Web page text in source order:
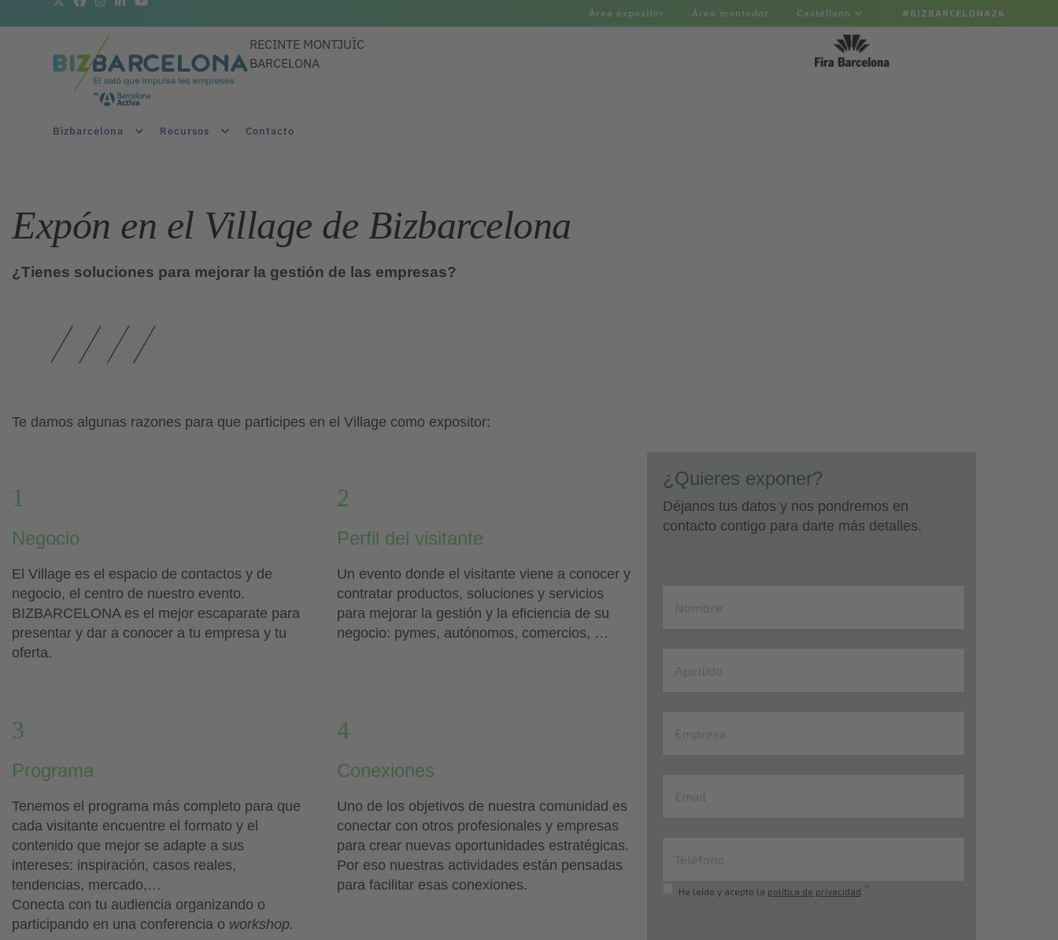
Área expositor Área montador Castellano #BIZBARCELONA26
RECINTE MONTJUÏC
BARCELONA
Bizbarcelona Recursos Contacto
Expón en el Village de Bizbarcelona
¿Tienes soluciones para mejorar la gestión de las empresas?
Te damos algunas razones para que participes en el Village como expositor:
1
Negocio
El Village es el espacio de contactos y de
negocio, el centro de nuestro evento.
BIZBARCELONA es el mejor escaparate para
presentar y dar a conocer a tu empresa y tu
oferta.
2
Perfil del visitante
Un evento donde el visitante viene a conocer y
contratar productos, soluciones y servicios
para mejorar la gestión y la eficiencia de su
negocio: pymes, autónomos, comercios, …
3
Programa
Tenemos el programa más completo para que
cada visitante encuentre el formato y el
contenido que mejor se adapte a sus
intereses: inspiración, casos reales,
tendencias, mercado,…
Conecta con tu audiencia organizando o
participando en una conferencia o workshop.
4
Conexiones
Uno de los objetivos de nuestra comunidad es
conectar con otros profesionales y empresas
para crear nuevas oportunidades estratégicas.
Por eso nuestras actividades están pensadas
para facilitar esas conexiones.
¿Quieres exponer?
Déjanos tus datos y nos pondremos en
contacto contigo para darte más detalles.
He leído y acepto la política de privacidad *